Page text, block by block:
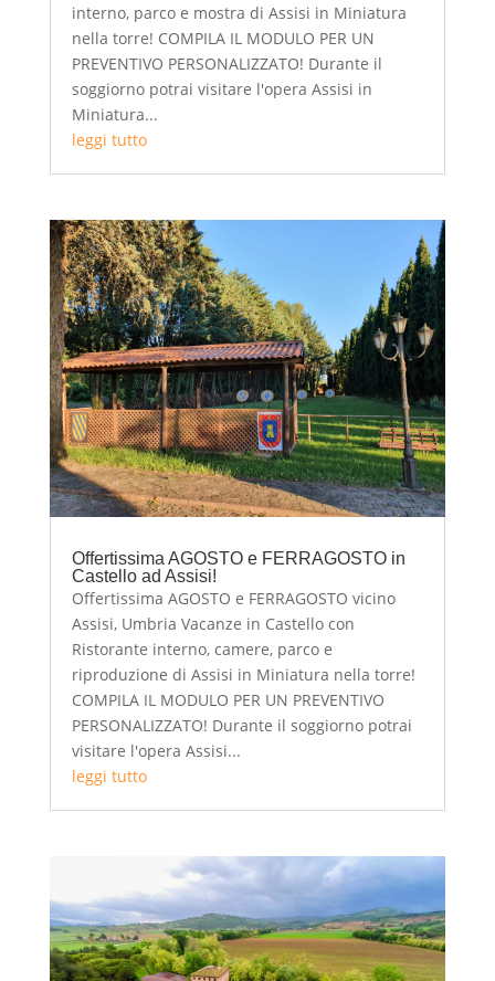
interno, parco e mostra di Assisi in Miniatura
nella torre! COMPILA IL MODULO PER UN
PREVENTIVO PERSONALIZZATO! Durante il
soggiorno potrai visitare l'opera Assisi in
Miniatura...
leggi tutto
Offertissima AGOSTO e FERRAGOSTO in
Castello ad Assisi!
Offertissima AGOSTO e FERRAGOSTO vicino
Assisi, Umbria Vacanze in Castello con
Ristorante interno, camere, parco e
riproduzione di Assisi in Miniatura nella torre!
COMPILA IL MODULO PER UN PREVENTIVO
PERSONALIZZATO! Durante il soggiorno potrai
visitare l'opera Assisi...
leggi tutto